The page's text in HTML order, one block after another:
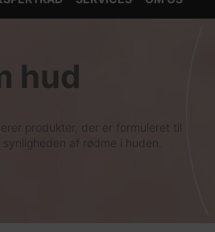
hud
produkter, der er formuleret til
af rødme i huden.